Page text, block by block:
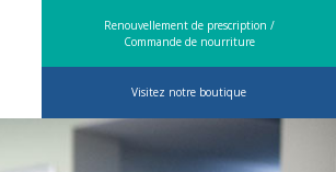
Renouvellement de prescription /
Commande de nourriture
Visitez notre boutique